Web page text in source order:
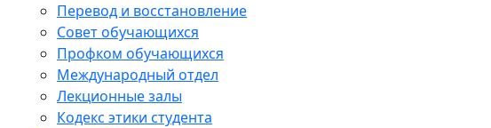
Перевод и восстановление
Совет обучающихся
Профком обучающихся
Международный отдел
Лекционные залы
Кодекс этики студента